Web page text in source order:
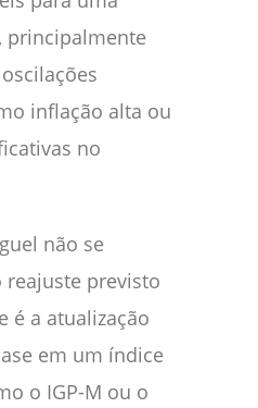
principalmente
inflação alta ou
no
não se
previsto
é a atualização
em um índice
o IGP-M ou o